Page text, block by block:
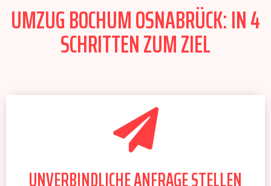
UMZUG BOCHUM OSNABRÜCK: IN 4
SCHRITTEN ZUM ZIEL
UNVERBINDLICHE ANFRAGE STELLEN